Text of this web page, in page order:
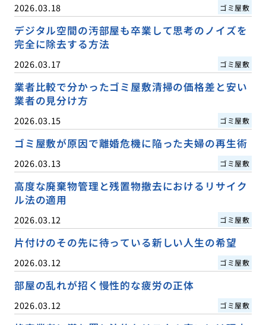
2026.03.18 ゴミ屋敷
デジタル空間の汚部屋も卒業して思考のノイズを
完全に除去する方法
2026.03.17 ゴミ屋敷
業者比較で分かったゴミ屋敷清掃の価格差と安い
業者の見分け方
2026.03.15 ゴミ屋敷
ゴミ屋敷が原因で離婚危機に陥った夫婦の再生術
2026.03.13 ゴミ屋敷
高度な廃棄物管理と残置物撤去におけるリサイク
ル法の適用
2026.03.12 ゴミ屋敷
片付けのその先に待っている新しい人生の希望
2026.03.12 ゴミ屋敷
部屋の乱れが招く慢性的な疲労の正体
2026.03.12 ゴミ屋敷